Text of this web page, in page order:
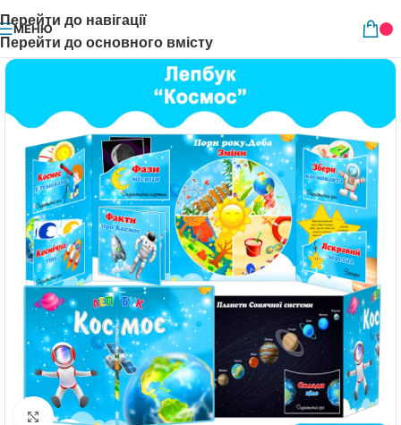
Перейти до навігації
Перейти до основного вмісту
МЕНЮ
Натисніть, щоб збільшити